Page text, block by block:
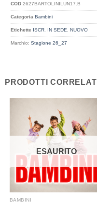
COD2627BARTOLINILUN17.B
Categoria Bambini
Etichette ISCR. IN SEDE ,NUOVO
Marchio:Stagione 26_27
PRODOTTI CORRELATI
ESAURITO
BAMBINI